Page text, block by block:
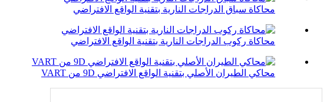
محاكاة سباق الدراجات النارية بتقنية الواقع الافتراضي
محاكاة ركوب الدراجات النارية بتقنية الواقع الافتراضي
محاكي الطيران الأصلي بتقنية الواقع الافتراضي 9D من VART